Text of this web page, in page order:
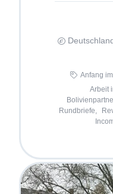
Anfang
Arbeit
Rundbriefe,